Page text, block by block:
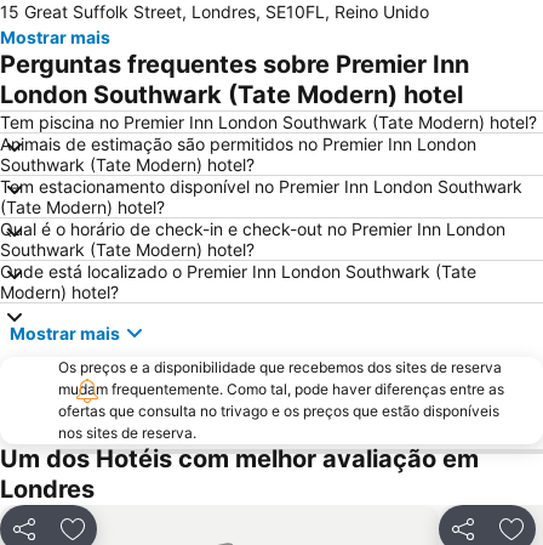
Kings Cross
Metrô de Londres
Paddington Station
Piccadilly Circus
South Kensington
Kensington
Camden Town
The O2 Arena
Victoria
Grosvenor Victoria Casino
Picadilly Circus Station
London Luton Airport
Wembley
Palácio de Buckingham
ExCeL
Notting Hill
Trafalgar Square
London Bridge
Tower Bridge
St Pancras Station
Passeando a Pé em Londres
King's Cross Station
Tottenham Hotspur Stadium
Waterloo Station
Aeroporto da Cidade de Londres
Earls Court
Stratford Station
15 Great Suffolk Street, Londres, SE10FL, Reino Unido
Mostrar mais
Perguntas frequentes sobre Premier Inn
London Southwark (Tate Modern) hotel
Tem piscina no Premier Inn London Southwark (Tate Modern) hotel?
Animais de estimação são permitidos no Premier Inn London
Southwark (Tate Modern) hotel?
Tem estacionamento disponível no Premier Inn London Southwark
(Tate Modern) hotel?
Qual é o horário de check-in e check-out no Premier Inn London
Southwark (Tate Modern) hotel?
Onde está localizado o Premier Inn London Southwark (Tate
Modern) hotel?
Mostrar mais
Os preços e a disponibilidade que recebemos dos sites de reserva
mudam frequentemente. Como tal, pode haver diferenças entre as
ofertas que consulta no trivago e os preços que estão disponíveis
nos sites de reserva.
Um dos Hotéis com melhor avaliação em
Londres
Partilhar Partilhar